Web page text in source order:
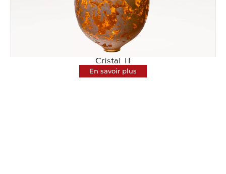
Cristal II
En savoir plus